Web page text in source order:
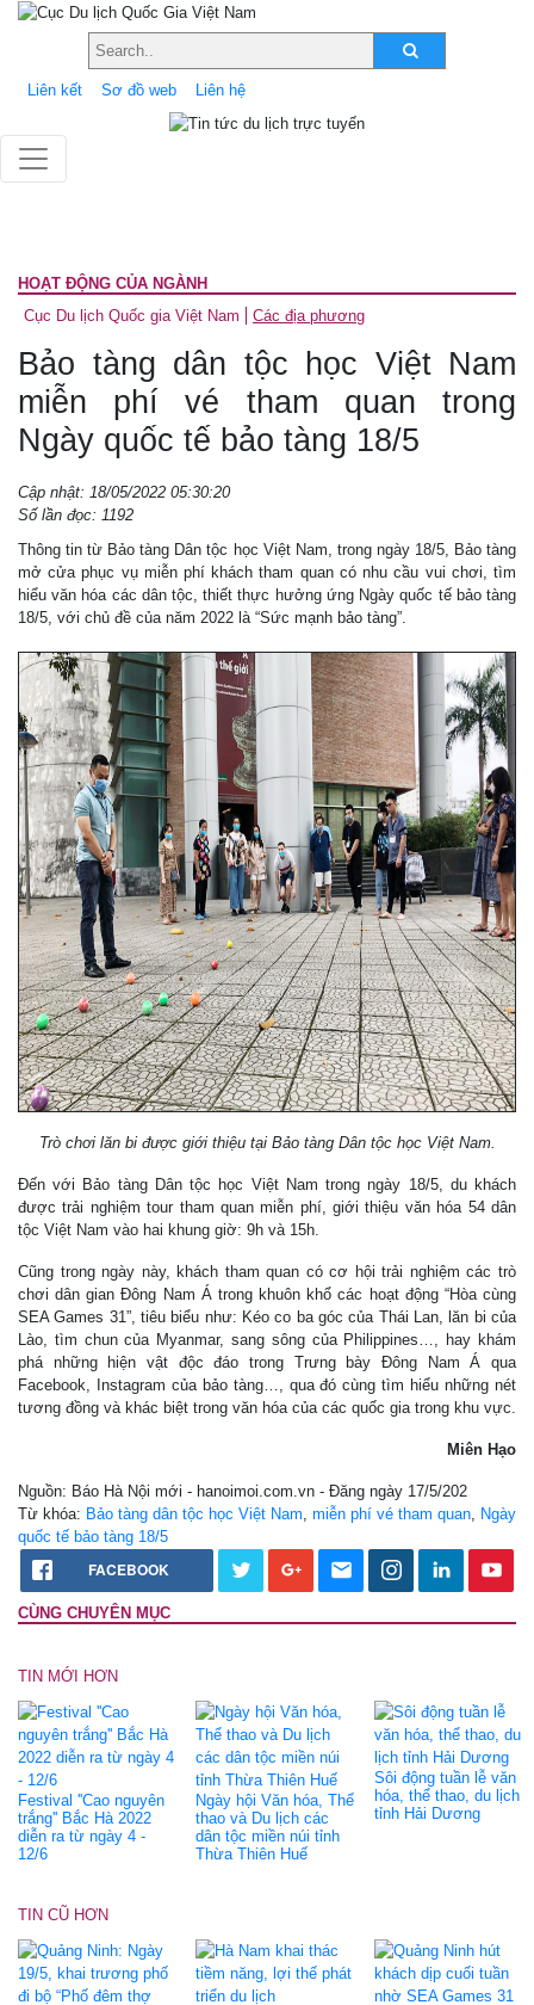
Liên kết Sơ đồ web Liên hệ
HOẠT ĐỘNG CỦA NGÀNH
Cục Du lịch Quốc gia Việt Nam
Các địa phương
Bảo tàng dân tộc học Việt Nam
miễn phí vé tham quan trong
Ngày quốc tế bảo tàng 18/5
Cập nhật: 18/05/2022 05:30:20
Số lần đọc: 1192
Thông tin từ Bảo tàng Dân tộc học Việt Nam, trong ngày 18/5, Bảo tàng
mở cửa phục vụ miễn phí khách tham quan có nhu cầu vui chơi, tìm
hiểu văn hóa các dân tộc, thiết thực hưởng ứng Ngày quốc tế bảo tàng
18/5, với chủ đề của năm 2022 là “Sức mạnh bảo tàng”.
Trò chơi lăn bi được giới thiệu tại Bảo tàng Dân tộc học Việt Nam.
Đến với Bảo tàng Dân tộc học Việt Nam trong ngày 18/5, du khách
được trải nghiệm tour tham quan miễn phí, giới thiệu văn hóa 54 dân
tộc Việt Nam vào hai khung giờ: 9h và 15h.
Cũng trong ngày này, khách tham quan có cơ hội trải nghiệm các trò
chơi dân gian Đông Nam Á trong khuôn khổ các hoạt động “Hòa cùng
SEA Games 31”, tiêu biểu như: Kéo co ba góc của Thái Lan, lăn bi của
Lào, tìm chun của Myanmar, sang sông của Philippines…, hay khám
phá những hiện vật độc đáo trong Trưng bày Đông Nam Á qua
Facebook, Instagram của bảo tàng…, qua đó cùng tìm hiểu những nét
tương đồng và khác biệt trong văn hóa của các quốc gia trong khu vực.
Miên Hạo
Nguồn: Báo Hà Nội mới - hanoimoi.com.vn - Đăng ngày 17/5/202
Từ khóa: Bảo tàng dân tộc học Việt Nam miễn phí vé tham quan
Ngày
quốc tế bảo tàng 18/5
FACEBOOK
CÙNG CHUYÊN MỤC
TIN MỚI HƠN
Festival ''Cao nguyên
trắng'' Bắc Hà 2022
diễn ra từ ngày 4 -
12/6
Ngày hội Văn hóa, Thể
thao và Du lịch các
dân tộc miền núi tỉnh
Thừa Thiên Huế
Sôi động tuần lễ văn
hóa, thể thao, du lịch
tỉnh Hải Dương
TIN CŨ HƠN